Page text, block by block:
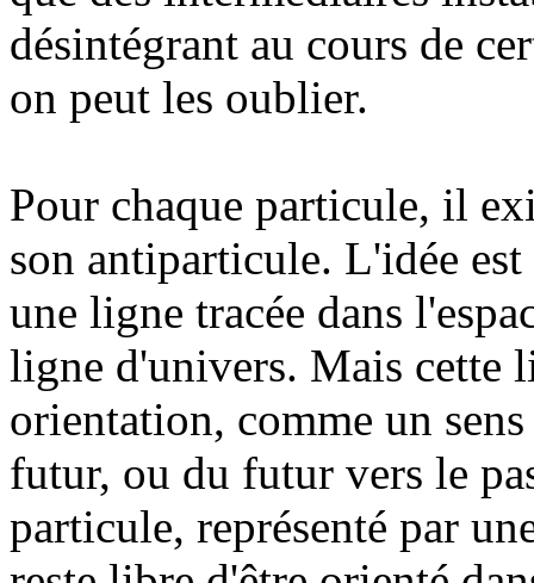
désintégrant au cours de
on peut les oublier.
Pour chaque particule, il
son antiparticule. L'idée
une ligne tracée dans
ligne d'univers. Mais cette
orientation, comme un
futur, ou du futur vers le
particule, représenté par